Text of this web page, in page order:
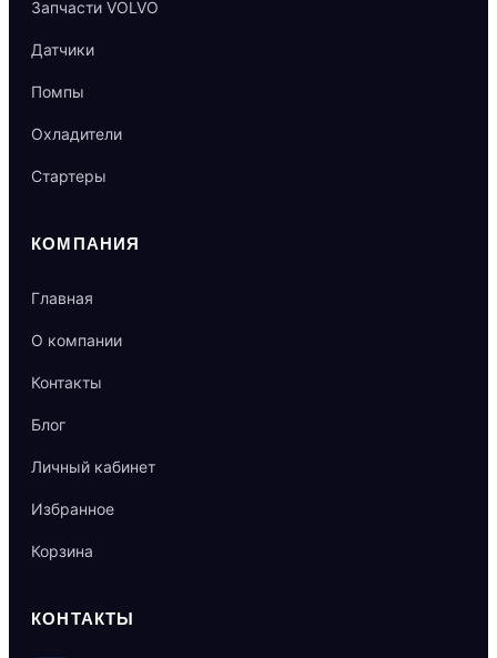
Запчасти VOLVO
Датчики
Помпы
Охладители
Стартеры
КОМПАНИЯ
Главная
О компании
Контакты
Блог
Личный кабинет
Избранное
Корзина
КОНТАКТЫ